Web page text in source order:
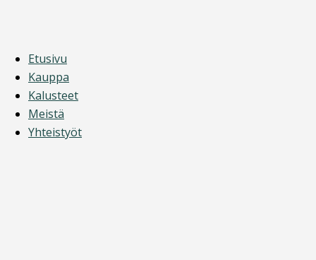
Etusivu
Kauppa
Kalusteet
Meistä
Yhteistyöt